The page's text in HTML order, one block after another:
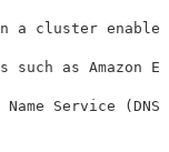
a cluster
as Amazon
Service